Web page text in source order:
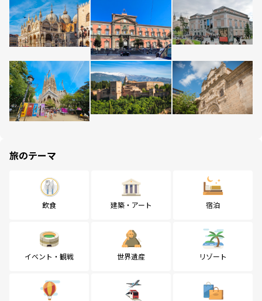
旅のテーマ
飲食 建築・アート 宿泊
イベント・観戦 世界遺産 リゾート